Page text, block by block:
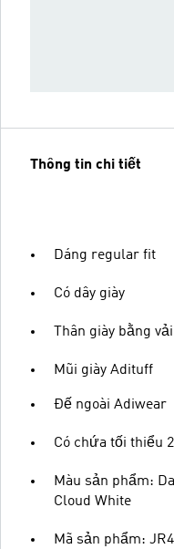
Thông tin chi tiết
Dáng regular fit
Có dây giày
Thân giày bằng
Mũi giày Adituff
Đế ngoài Adiwear
Có chứa tối thiểu
Màu sản phẩm:
Cloud White
Mã sản phẩm: